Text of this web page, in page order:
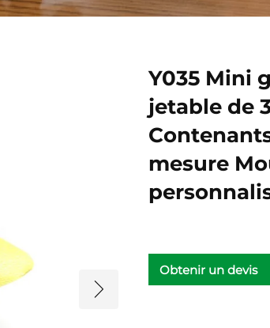
Y035 Mini
jetable de
mesure
Obtenir un devis